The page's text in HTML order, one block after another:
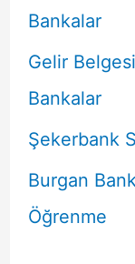
Bankalar
Gelir
Bankalar
Şekerbank
Burgan
Öğrenme